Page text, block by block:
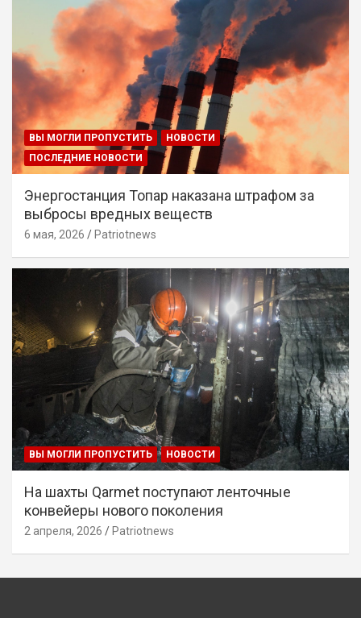
ВЫ МОГЛИ ПРОПУСТИТЬ
НОВОСТИ
ПОСЛЕДНИЕ НОВОСТИ
Энергостанция Топар наказана штрафом за
выбросы вредных веществ
6 мая, 2026 Patriotnews
ВЫ МОГЛИ ПРОПУСТИТЬ НОВОСТИ
На шахты Qarmet поступают ленточные
конвейеры нового поколения
2 апреля, 2026 Patriotnews